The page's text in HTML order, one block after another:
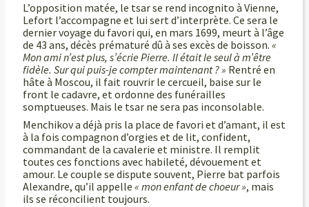
L’opposition matée, le tsar se rend incognito à Vienne,
Lefort l’accompagne et lui sert d’interprète. Ce sera le
dernier voyage du favori qui, en mars 1699, meurt à l’âge
de 43 ans, décès prématuré dû à ses excès de boisson. «
Mon ami n’est plus, s’écrie Pierre. Il était le seul à m’être
fidèle. Sur qui puis-je compter maintenant ? » Rentré en
hâte à Moscou, il fait rouvrir le cercueil, baise sur le
front le cadavre, et ordonne des funérailles
somptueuses. Mais le tsar ne sera pas inconsolable.
Menchikov a déjà pris la place de favori et d’amant, il est
à la fois compagnon d’orgies et de lit, confident,
commandant de la cavalerie et ministre. Il remplit
toutes ces fonctions avec habileté, dévouement et
amour. Le couple se dispute souvent, Pierre bat parfois
Alexandre, qu’il appelle « mon enfant de choeur », mais
ils se réconcilient toujours.